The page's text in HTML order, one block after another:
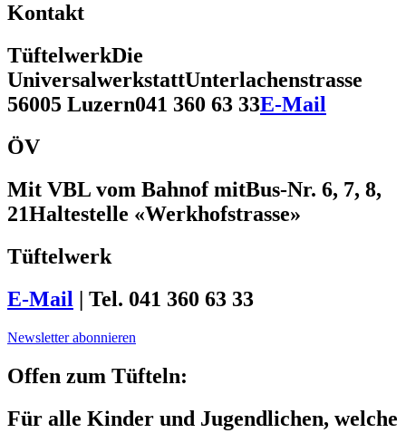
Kontakt
TüftelwerkDie
UniversalwerkstattUnterlachenstrasse
56005 Luzern041 360 63 33E-Mail
ÖV
Mit VBL vom Bahnof mitBus-Nr. 6, 7, 8,
21Haltestelle «Werkhofstrasse»
Tüftelwerk
E-Mail | Tel. 041 360 63 33
Newsletter abonnieren
Offen zum Tüfteln:
Für alle Kinder und Jugendlichen, welche